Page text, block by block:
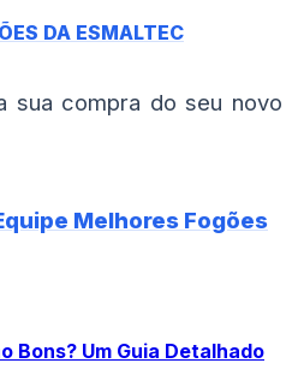
DA ESMALTEC
sua compra do seu novo
Melhores Fogões
Bons? Um Guia Detalhado